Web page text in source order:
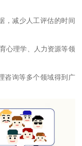
，减少人工评估的时间
心理学、人力资源等领
咨询等多个领域得到广